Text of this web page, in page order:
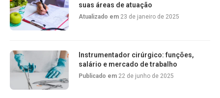
suas áreas de atuação
Atualizado em 23 de janeiro de 2025
Instrumentador cirúrgico: funções,
salário e mercado de trabalho
Publicado em 22 de junho de 2025